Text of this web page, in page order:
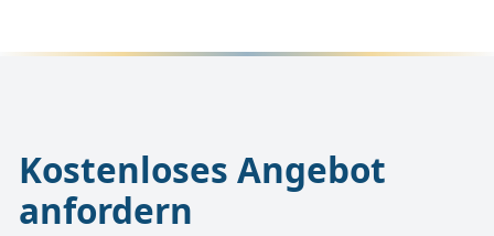
Kostenloses Angebot
anfordern